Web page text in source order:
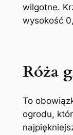
wilgotne.
wysokość
Róża
To
ogrodu,